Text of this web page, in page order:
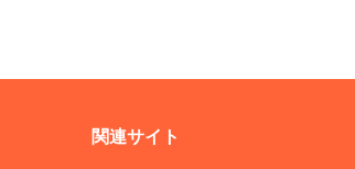
関連サイト